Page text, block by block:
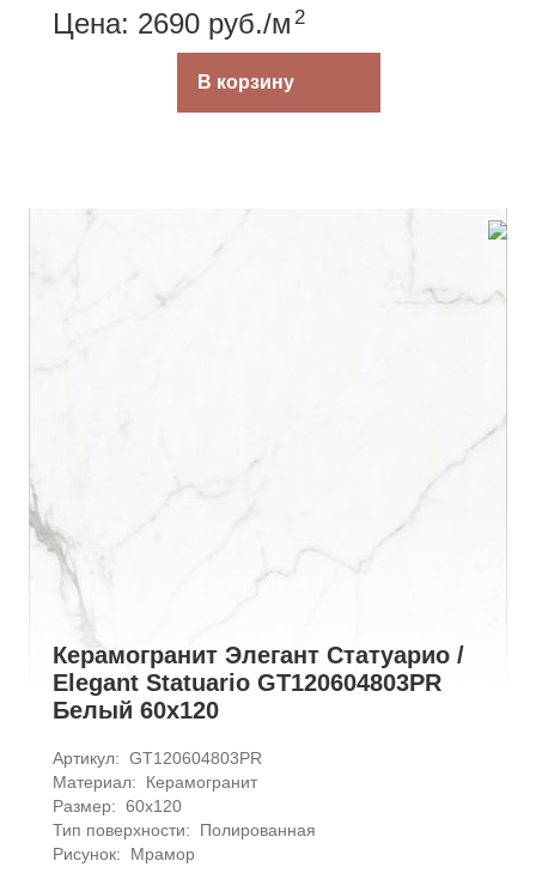
Цена: 2690 руб./м 2
В корзину
Керамогранит Элегант Статуарио /
Elegant Statuario GT120604803PR
Белый 60x120
Артикул: GT120604803PR
Материал:
Керамогранит
Размер: 60x120
Тип поверхности:
Полированная
Рисунок:
Мрамор